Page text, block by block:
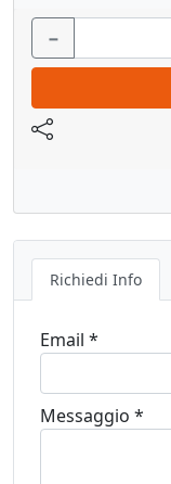
−
Richiedi Info
Email *
Messaggio *